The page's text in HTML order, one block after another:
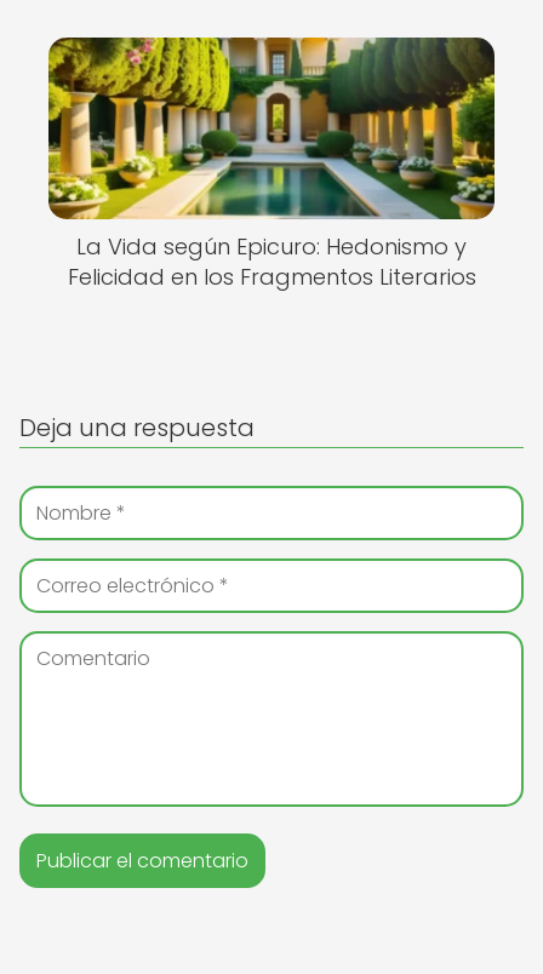
La Vida según Epicuro: Hedonismo y
Felicidad en los Fragmentos Literarios
Deja una respuesta